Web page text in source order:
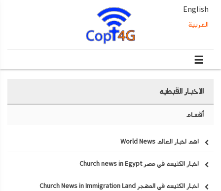
English
العربية
الاخبار القبطيه
أقسام
اهم اخبار العالم World News
اخبار الكنيسه في مصر Church news in Egypt
اخبار الكنيسه في المهجر Church News in Immigration Land